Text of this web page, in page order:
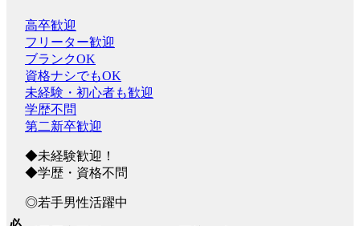
高卒歓迎
フリーター歓迎
ブランクOK
資格ナシでもOK
未経験・初心者も歓迎
学歴不問
第二新卒歓迎
◆未経験歓迎！
◆学歴・資格不問
◎若手男性活躍中